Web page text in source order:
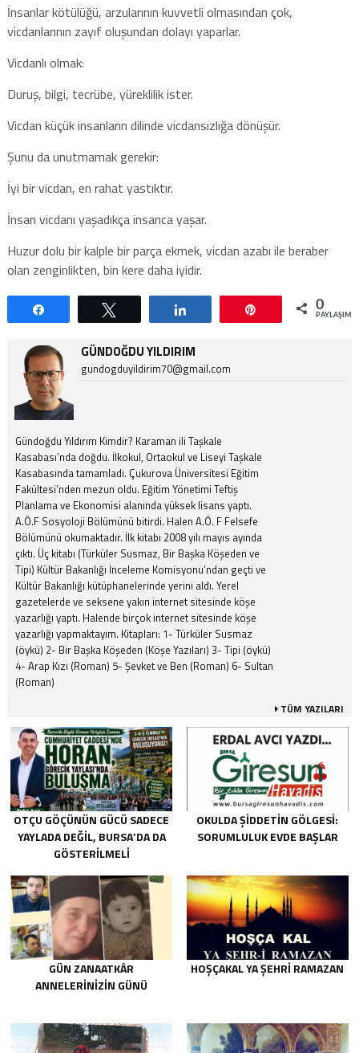
İnsanlar kötülüğü, arzularının kuvvetli olmasından çok,
vicdanlarının zayıf oluşundan dolayı yaparlar.
Vicdanlı olmak:
Duruş, bilgi, tecrübe, yüreklilik ister.
Vicdan küçük insanların dilinde vicdansızlığa dönüşür.
Şunu da unutmamak gerekir:
İyi bir vicdan, en rahat yastıktır.
İnsan vicdanı yaşadıkça insanca yaşar.
Huzur dolu bir kalple bir parça ekmek, vicdan azabı ile beraber
olan zenginlikten, bin kere daha iyidir.
0
GÜNDOĞDU YILDIRIM
gundogduyildirim70@gmail.com
Gündoğdu Yıldırım Kimdir? Karaman ili Taşkale
Kasabası’nda doğdu. İlkokul, Ortaokul ve Liseyi Taşkale
Kasabasında tamamladı. Çukurova Üniversitesi Eğitim
Fakültesi’nden mezun oldu. Eğitim Yönetimi Teftiş
Planlama ve Ekonomisi alanında yüksek lisans yaptı.
A.Ö.F Sosyoloji Bölümünü bitirdi. Halen A.Ö. F Felsefe
Bölümünü okumaktadır. İlk kitabı 2008 yılı mayıs ayında
çıktı. Üç kitabı (Türküler Susmaz, Bir Başka Köşeden ve
Tipi) Kültür Bakanlığı İnceleme Komisyonu’ndan geçti ve
Kültür Bakanlığı kütüphanelerinde yerini aldı. Yerel
gazetelerde ve seksene yakın internet sitesinde köşe
yazarlığı yaptı. Halende birçok internet sitesinde köşe
yazarlığı yapmaktayım. Kitapları: 1- Türküler Susmaz
(öykü) 2- Bir Başka Köşeden (Köşe Yazıları) 3- Tipi (öykü)
4- Arap Kızı (Roman) 5- Şevket ve Ben (Roman) 6- Sultan
(Roman)
TÜM YAZILARI
OTÇU GÖÇÜNÜN GÜCÜ SADECE
YAYLADA DEĞIL, BURSA’DA DA
GÖSTERILMELI
OKULDA ŞIDDETIN GÖLGESI:
SORUMLULUK EVDE BAŞLAR
GÜN ZANAATKÂR
ANNELERİNİZİN GÜNÜ
HOŞÇAKAL YA ŞEHRİ RAMAZAN